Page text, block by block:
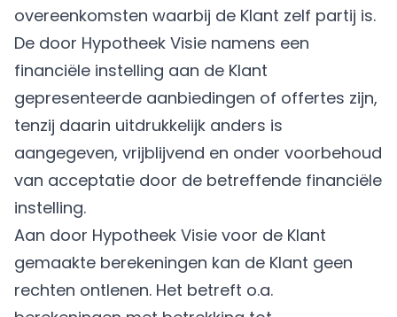
overeenkomsten waarbij de Klant zelf partij is.
De door Hypotheek Visie namens een
financiële instelling aan de Klant
gepresenteerde aanbiedingen of offertes zijn,
tenzij daarin uitdrukkelijk anders is
aangegeven, vrijblijvend en onder voorbehoud
van acceptatie door de betreffende financiële
instelling.
Aan door Hypotheek Visie voor de Klant
gemaakte berekeningen kan de Klant geen
rechten ontlenen. Het betreft o.a.